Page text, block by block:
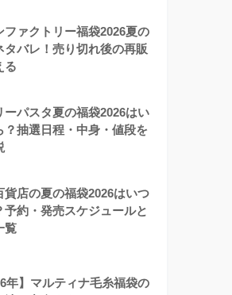
ファクトリー福袋2026夏の
タバレ！売り切れ後の再販
る
ーパスタ夏の福袋2026はい
？抽選日程・中身・値段を
貨店の夏の福袋2026はいつ
予約・発売スケジュールと
覧
年】マルティナ毛糸福袋の